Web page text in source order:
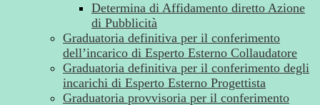
Determina di Affidamento diretto Azione
di Pubblicità
Graduatoria definitiva per il conferimento
dell’incarico di Esperto Esterno Collaudatore
Graduatoria definitiva per il conferimento degli
incarichi di Esperto Esterno Progettista
Graduatoria provvisoria per il conferimento